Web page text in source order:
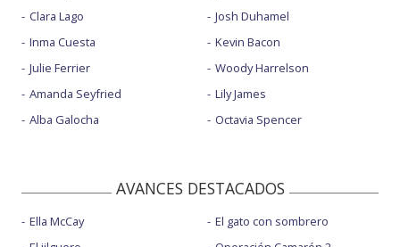
Clara Lago
Inma Cuesta
Julie Ferrier
Amanda Seyfried
Alba Galocha
Josh Duhamel
Kevin Bacon
Woody Harrelson
Lily James
Octavia Spencer
AVANCES DESTACADOS
Ella McCay
El gato con sombrero